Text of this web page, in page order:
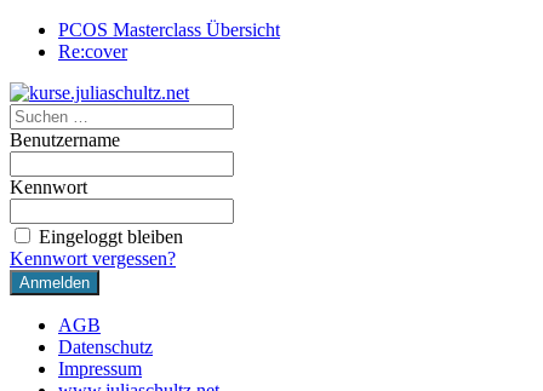
PCOS Masterclass Übersicht
Re:cover
Benutzername
Kennwort
Eingeloggt bleiben
Kennwort vergessen?
AGB
Datenschutz
Impressum